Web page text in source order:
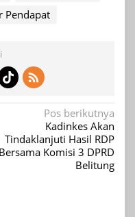
Pendapat
Pos berikutnya
Kadinkes Akan
Tindaklanjuti Hasil RDP
Bersama Komisi 3 DPRD
Belitung